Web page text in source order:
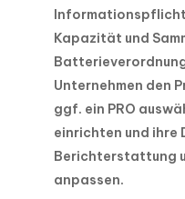
Kapazität und
Unternehmen den
ggf. ein PRO
einrichten und ihre
Berichterstattung
anpassen.